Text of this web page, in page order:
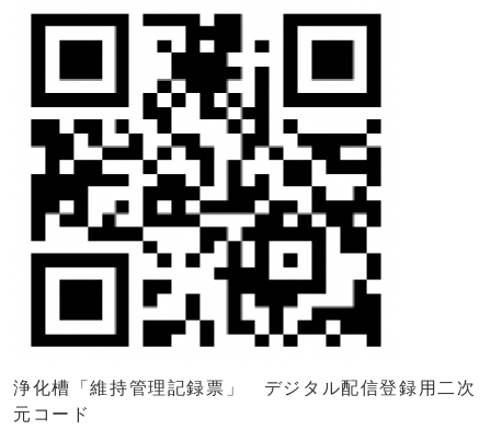
浄化槽「維持管理記録票」 デジタル配信登録用二次
元コード